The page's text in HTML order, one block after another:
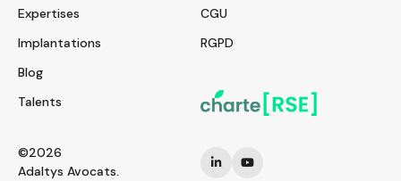
Expertises
Implantations
Blog
Talents
CGU
RGPD
©2026
Adaltys Avocats.